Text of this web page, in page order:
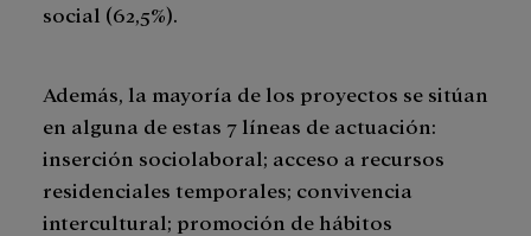
social (62,5%).
Además, la mayoría de los proyectos se sitúan
en alguna de estas 7 líneas de actuación:
inserción sociolaboral; acceso a recursos
residenciales temporales; convivencia
intercultural; promoción de hábitos